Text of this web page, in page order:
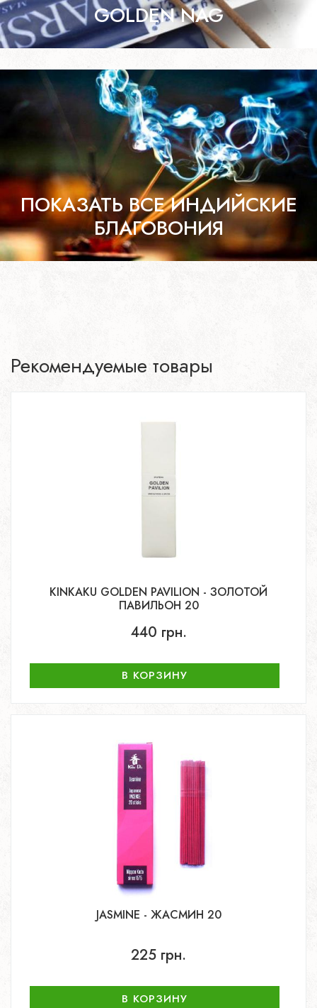
GOLDEN NAG
ПОКАЗАТЬ ВСЕ ИНДИЙСКИЕ
БЛАГОВОНИЯ
Рекомендуемые товары
KINKAKU GOLDEN PAVILION - ЗОЛОТОЙ
ПАВИЛЬОН 20
440 грн.
В КОРЗИНУ
JASMINE - ЖАСМИН 20
225 грн.
В КОРЗИНУ